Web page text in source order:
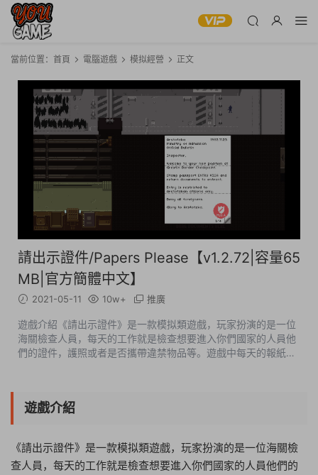
當前位置： 首頁 電腦遊戲 模拟經營 正文
請出示證件/Papers Please【v1.2.72|容量65
MB|官方簡體中文】
2021-05-11 10w+ 推廣
遊戲介紹《請出示證件》是一款模拟類遊戲，玩家扮演的是一位
海關檢查人員，每天的工作就是檢查想要進入你們國家的人員他
們的證件，護照或者是否攜帶違禁物品等。遊戲中每天的報紙都
遊戲介紹
《請出示證件》是一款模拟類遊戲，玩家扮演的是一位海關檢
查人員，每天的工作就是檢查想要進入你們國家的人員他們的